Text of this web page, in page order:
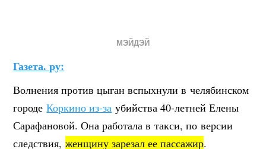
МЭЙДЭЙ
Газета. ру:
Волнения против цыган вспыхнули в челябинском
городеКоркино из-за убийства 40-летней Елены
Сарафановой. Она работала в такси, по версии
следствия,женщину зарезал ее пассажир.